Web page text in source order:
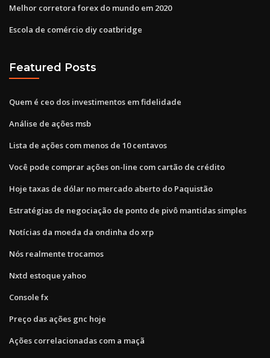
Melhor corretora forex do mundo em 2020
Escola de comércio diy coatbridge
Featured Posts
Quem é ceo dos investimentos em fidelidade
Análise de ações msb
Lista de ações com menos de 10 centavos
Você pode comprar ações on-line com cartão de crédito
Hoje taxas de dólar no mercado aberto do Paquistão
Estratégias de negociação de ponto de pivô mantidas simples
Notícias da moeda da ondinha do xrp
Nós realmente trocamos
Nxtd estoque yahoo
Console fx
Preço das ações gnc hoje
Ações correlacionadas com a maçã